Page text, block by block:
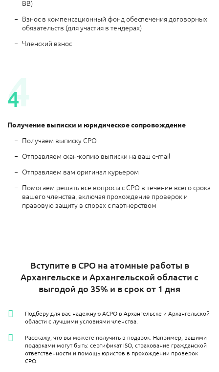
ВВ)
Взнос в компенсационный фонд обеспечения договорных
обязательств (для участия в тендерах)
Членский взнос
4
4
Получение выписки и юридическое сопровождение
Получаем выписку СРО
Отправляем скан-копию выписки на ваш e-mail
Отправляем вам оригинал курьером
Помогаем решать все вопросы с СРО в течение всего срока
вашего членства, включая прохождение проверок и
правовую защиту в спорах с партнерством
Вступите в СРО на атомные работы в
Архангельске и Архангельской области с
выгодой до 35% и в срок от 1 дня
Подберу для вас надежную АСРО в Архангельске и Архангельской
области с лучшими условиями членства.
Расскажу, что вы можете получить в подарок. Например, вашими
подарками могут быть: сертификат ISO, страхование гражданской
ответственности и помощь юристов в прохождении проверок
СРО.